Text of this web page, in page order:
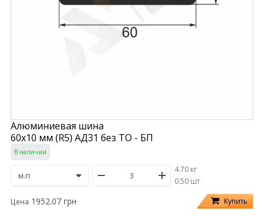
Алюминиевая шина
60х10 мм (R5) АД31 без ТО - БП
В наличии
4.70 кг
/0.50 шт
Цена 1952.07 грн Купить